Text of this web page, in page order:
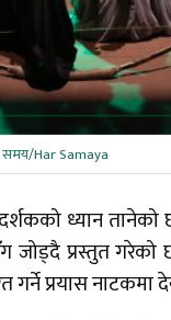
समय/Har Samaya
ध्यान
प्रस्तुत
गर्ने प्रयास नाटकमा